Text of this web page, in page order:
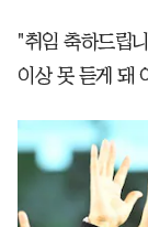
"취임 축하드립
이상 못 듣게 돼